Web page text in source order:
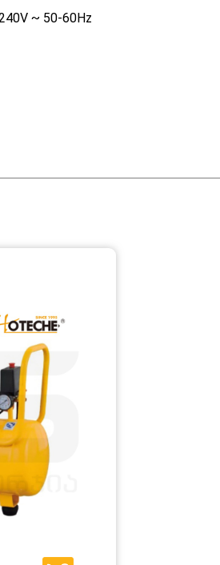
~ 50-60Hz